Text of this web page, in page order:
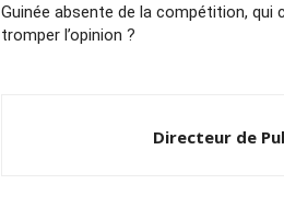
Guinée absente de la compétition, qui
tromper l’opinion ?
Directeur de